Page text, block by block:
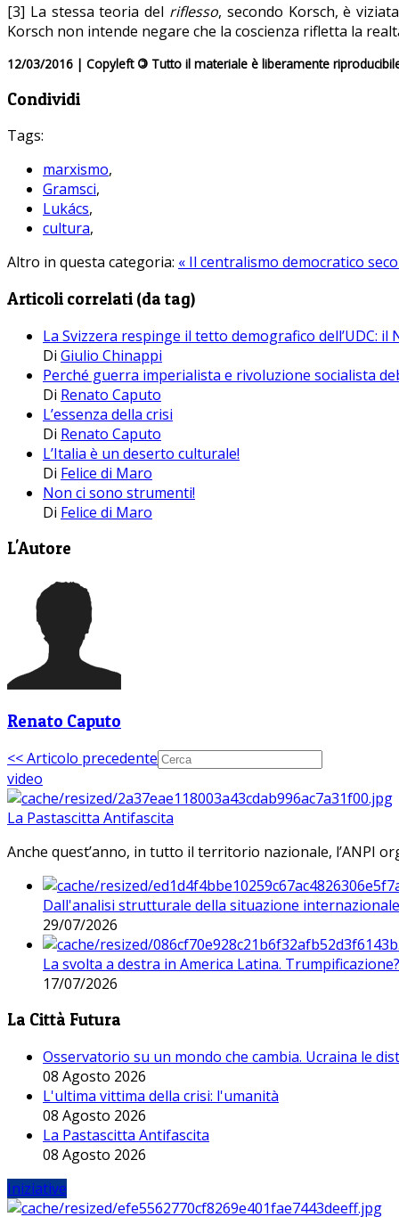
[3] La stessa teoria del riflesso, secondo Korsch, è
Korsch non intende negare che la coscienza rifletta la
12/03/2016 | Copyleft © Tutto il materiale è liberamente
Condividi
Tags:
marxismo,
Gramsci,
Lukács,
cultura,
Altro in questa categoria: « Il centralismo democratico
Articoli correlati (da tag)
La Svizzera respinge il tetto demografico dell’UDC:
Di Giulio Chinappi
Perché guerra imperialista e rivoluzione socialista
Di Renato Caputo
L’essenza della crisi
Di Renato Caputo
L’Italia è un deserto culturale!
Di Felice di Maro
Non ci sono strumenti!
Di Felice di Maro
L'Autore
Renato Caputo
<< Articolo precedente
video
La Pastascitta Antifascita
Anche quest’anno, in tutto il territorio nazionale, l’ANPI
Dall'analisi strutturale della situazione
29/07/2026
La svolta a destra in America Latina. Trumpificazione?
17/07/2026
La Città Futura
Osservatorio su un mondo che cambia. Ucraina le
08 Agosto 2026
L'ultima vittima della crisi: l'umanità
08 Agosto 2026
La Pastascitta Antifascita
08 Agosto 2026
Iniziative